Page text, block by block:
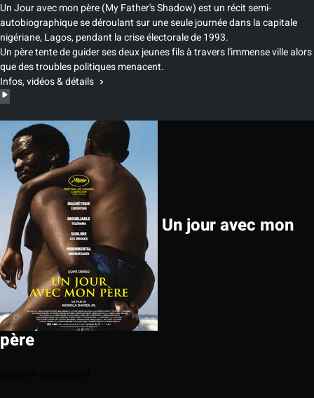
Un Jour avec mon père (My Father's Shadow) est un récit semi-
autobiographique se déroulant sur une seule journée dans la capitale
nigériane, Lagos, pendant la crise électorale de 1993.
Un père tente de guider ses deux jeunes fils à travers l'immense ville alors
que des troubles politiques menacent.
Infos, vidéos & détails
Un jour avec mon
père